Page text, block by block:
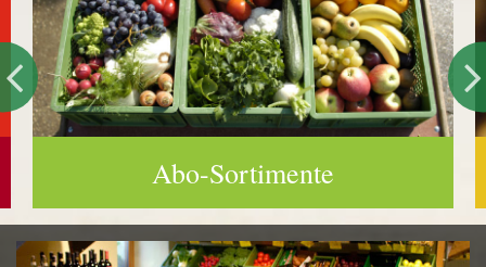
Abo-Sortimente